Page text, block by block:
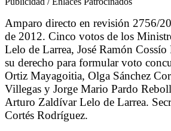
Amparo directo en revisión 2756/
de 2012. Cinco votos de los
Lelo de Larrea, José Ramón
su derecho para formular voto
Ortiz Mayagoitia, Olga Sánchez
Villegas y Jorge Mario Pardo
Arturo Zaldívar Lelo de Larrea.
Cortés Rodríguez.